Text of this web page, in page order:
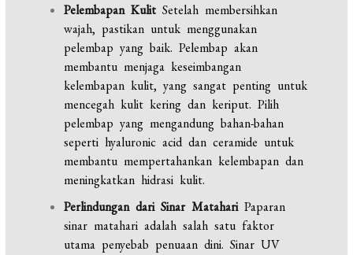
Pelembapan Kulit Setelah membersihkan
wajah, pastikan untuk menggunakan
pelembap yang baik. Pelembap akan
membantu menjaga keseimbangan
kelembapan kulit, yang sangat penting untuk
mencegah kulit kering dan keriput. Pilih
pelembap yang mengandung bahan-bahan
seperti hyaluronic acid dan ceramide untuk
membantu mempertahankan kelembapan dan
meningkatkan hidrasi kulit.
Perlindungan dari Sinar MatahariPaparan
sinar matahari adalah salah satu faktor
utama penyebab penuaan dini. Sinar UV